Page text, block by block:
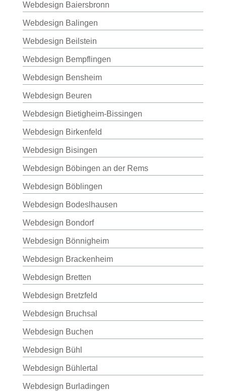
Webdesign Baiersbronn
Webdesign Balingen
Webdesign Beilstein
Webdesign Bempflingen
Webdesign Bensheim
Webdesign Beuren
Webdesign Bietigheim-Bissingen
Webdesign Birkenfeld
Webdesign Bisingen
Webdesign Böbingen an der Rems
Webdesign Böblingen
Webdesign Bodeslhausen
Webdesign Bondorf
Webdesign Bönnigheim
Webdesign Brackenheim
Webdesign Bretten
Webdesign Bretzfeld
Webdesign Bruchsal
Webdesign Buchen
Webdesign Bühl
Webdesign Bühlertal
Webdesign Burladingen